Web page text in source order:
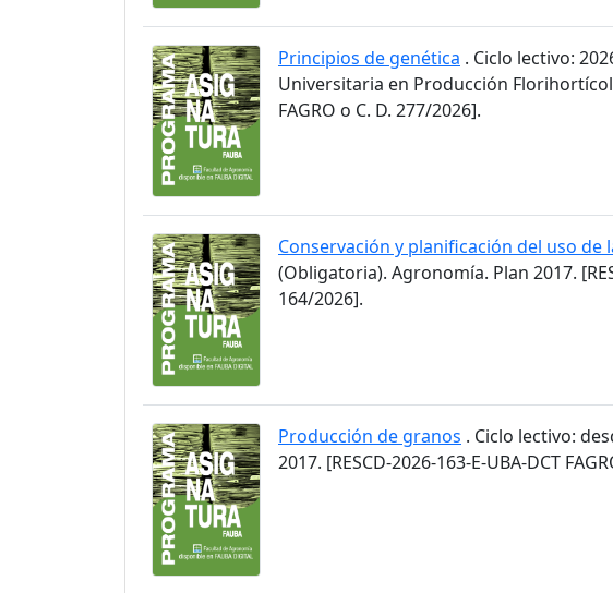
Principios de genética . Ciclo lectivo:
Universitaria en Producción
FAGRO o C. D. 277/2026].
Conservación y planificación del uso de
(Obligatoria). Agronomía. Plan 2017.
164/2026].
Producción de granos . Ciclo lectivo:
2017. [RESCD-2026-163-E-UBA-DCT